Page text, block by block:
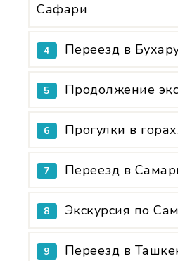
Сафари
4 Переезд в
5 Продолжение
6 Прогулки в горах.
7 Переезд в
8 Экскурсия по
9 Переезд в